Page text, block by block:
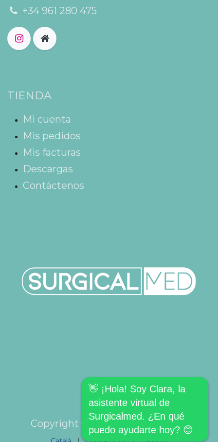
+34 961 280 475
TIENDA
Mi cuenta
Mis pedidos
Mis facturas
Descargas
Contáctenos
Copyright © SURGICALMED SL.
👋 ¡Hola! Soy Clara, la
asistente virtual de
Surgicalmed. ¿En qué
puedo ayudarte hoy? 😊